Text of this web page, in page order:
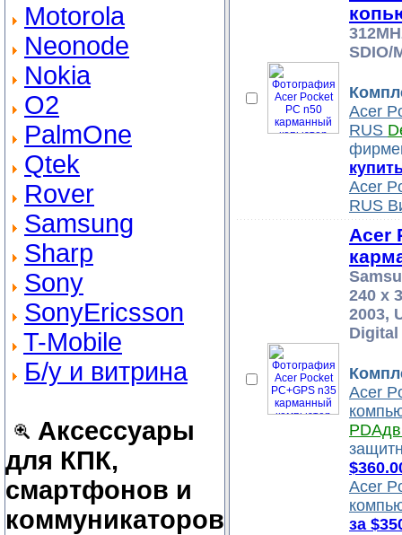
Motorola
Neonode
Nokia
O2
PalmOne
Qtek
Rover
Samsung
Sharp
Sony
SonyEricsson
T-Mobile
Б/у и витрина
Аксессуары
для КПК,
смартфонов и
коммуникаторов
SDIO/
Acer
RUS
Acer
RUS
Acer
240 x
2003,
Digital
Acer
Acer
за